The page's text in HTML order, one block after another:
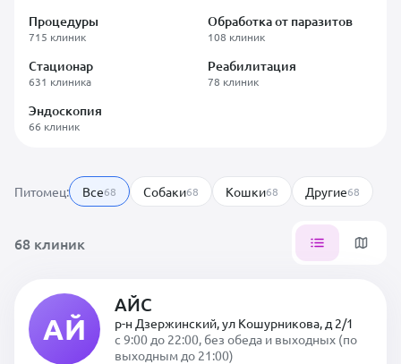
Процедуры
715 клиник
Обработка от паразитов
108 клиник
Стационар
631 клиника
Реабилитация
78 клиник
Эндоскопия
66 клиник
Питомец: Все68 Собаки68 Кошки68 Другие68
68 клиник
АЙ
АЙС
р-н Дзержинский, ул Кошурникова, д 2/1
с 9:00 до 22:00, без обеда и выходных (по
выходным до 21:00)